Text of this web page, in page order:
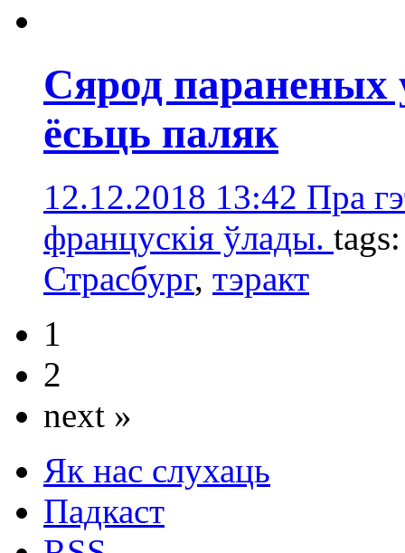
Сярод параненых
ёсьць паляк
12.12.2018 13:42 Пра
францускія ўлады.
Страсбург, тэракт
1
2
next »
Як нас слухаць
Падкаст